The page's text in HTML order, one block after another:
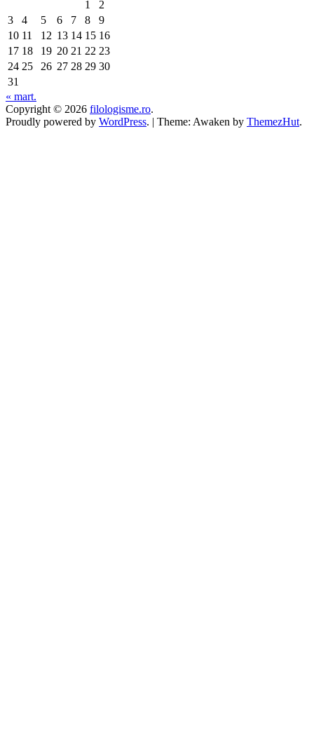
1
2
3
4 5 6 7 8
9
10 11 12 13 14 15 16
17 18 19 20 21 22 23
24 25 26 27 28 29 30
31
« mart.
Copyright © 2026 filologisme.ro.
Proudly powered by WordPress. | Theme: Awaken by ThemezHut.